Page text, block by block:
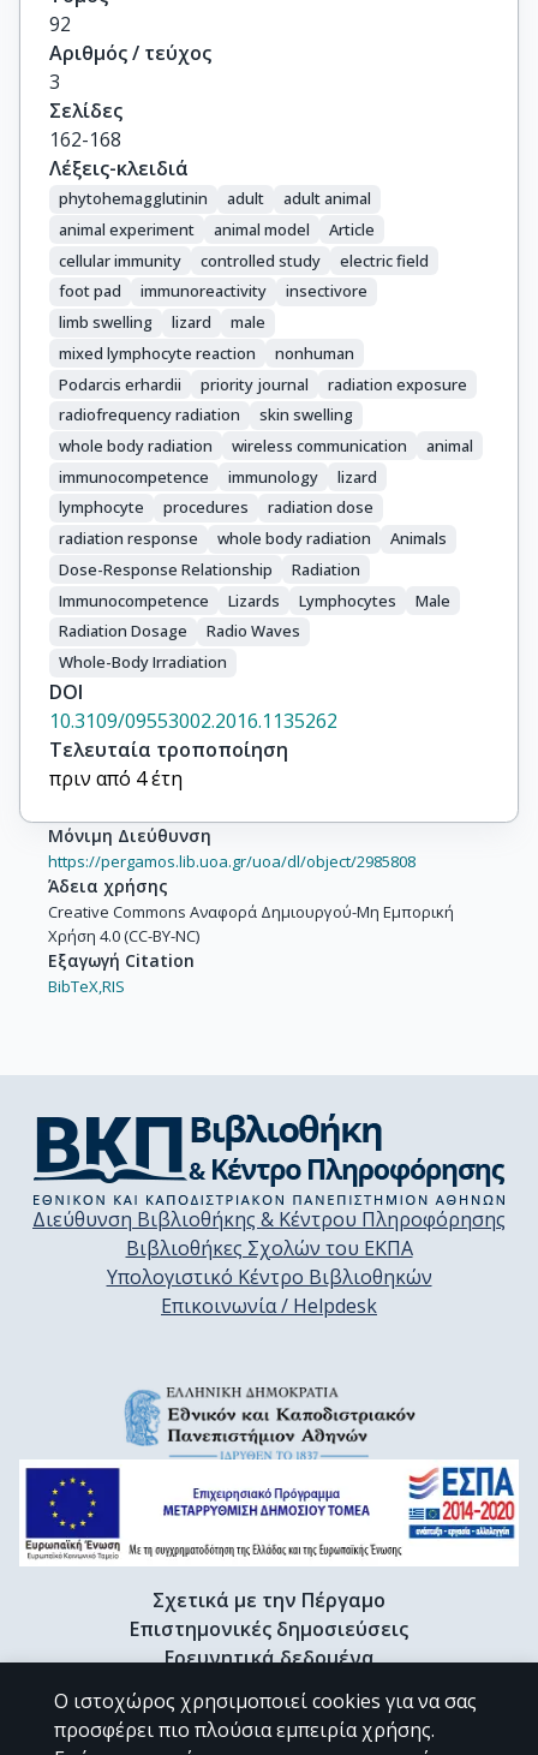
92
Αριθμός / τεύχος
3
Σελίδες
162-168
Λέξεις-κλειδιά
phytohemagglutinin adult
adult animal
animal experiment
animal model
Article
cellular immunity
controlled study
electric field
foot pad
immunoreactivity
insectivore
limb swelling
lizard
male
mixed lymphocyte reaction
nonhuman
Podarcis erhardii
priority journal
radiation exposure
radiofrequency radiation
skin swelling
whole body radiation
wireless communication
animal
immunocompetence
immunology
lizard
lymphocyte
procedures
radiation dose
radiation response
whole body radiation
Animals
Dose-Response Relationship
Radiation
Immunocompetence
Lizards Lymphocytes
Male
Radiation Dosage
Radio Waves
Whole-Body Irradiation
DOI
10.3109/09553002.2016.1135262
Τελευταία τροποποίηση
πριν από 4 έτη
Μόνιμη Διεύθυνση
https://pergamos.lib.uoa.gr/uoa/dl/object/2985808
Άδεια χρήσης
Creative Commons Αναφορά Δημιουργού-Μη Εμπορική
Χρήση 4.0 (CC-BY-NC)
Εξαγωγή Citation
BibTeX, RIS
Διεύθυνση Βιβλιοθήκης & Κέντρου Πληροφόρησης
Βιβλιοθήκες Σχολών του ΕΚΠΑ
Υπολογιστικό Κέντρο Βιβλιοθηκών
Επικοινωνία / Helpdesk
Σχετικά με την Πέργαμο
Επιστημονικές δημοσιεύσεις
Ερευνητικά δεδομένα
Διδακτορικές διατριβές & Γκρίζα βιβλιογραφία
Προφίλ Ερευνητή
Ο ιστοχώρος χρησιμοποιεί cookies για να σας
προσφέρει πιο πλούσια εμπειρία χρήσης.